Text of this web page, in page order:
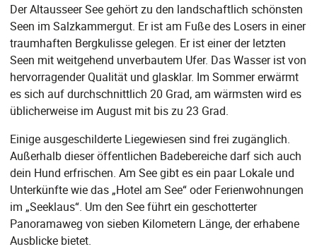
Der Altausseer See gehört zu den landschaftlich schönsten
Seen im Salzkammergut. Er ist am Fuße des Losers in einer
traumhaften Bergkulisse gelegen. Er ist einer der letzten
Seen mit weitgehend unverbautem Ufer. Das Wasser ist von
hervorragender Qualität und glasklar. Im Sommer erwärmt
es sich auf durchschnittlich 20 Grad, am wärmsten wird es
üblicherweise im August mit bis zu 23 Grad.
Einige ausgeschilderte Liegewiesen sind frei zugänglich.
Außerhalb dieser öffentlichen Badebereiche darf sich auch
dein Hund erfrischen. Am See gibt es ein paar Lokale und
Unterkünfte wie das „Hotel am See“ oder Ferienwohnungen
im „Seeklaus“. Um den See führt ein geschotterter
Panoramaweg von sieben Kilometern Länge, der erhabene
Ausblicke bietet.